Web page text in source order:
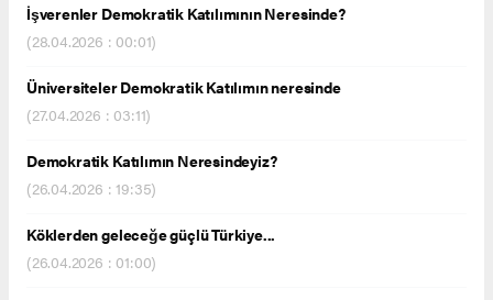
İşverenler Demokratik Katılımının Neresinde?
(28.04.2026 : 00:01)
Üniversiteler Demokratik Katılımın neresinde
(27.04.2026 : 03:11)
Demokratik Katılımın Neresindeyiz?
(26.04.2026 : 19:35)
Köklerden geleceğe güçlü Türkiye...
(26.04.2026 : 01:00)